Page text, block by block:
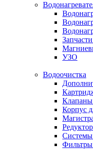
УЗО
Водоочистка
Корпус
Системы